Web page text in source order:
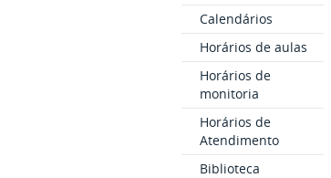
Calendários
Horários de aulas
Horários de
monitoria
Horários de
Atendimento
Biblioteca